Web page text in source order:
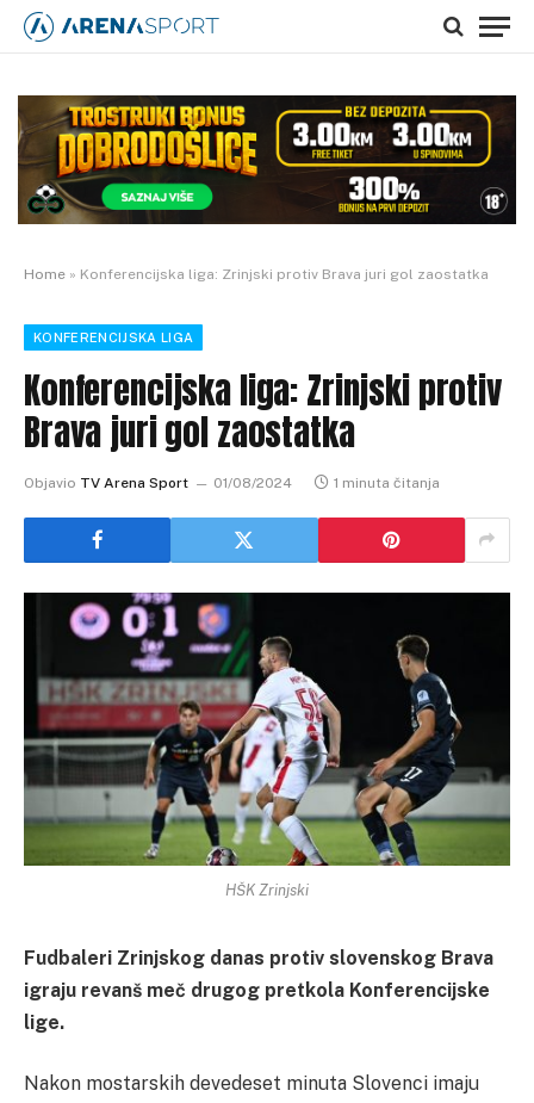
Home » Konferencijska liga: Zrinjski protiv Brava juri gol zaostatka
KONFERENCIJSKA LIGA
Konferencijska liga: Zrinjski protiv
Brava juri gol zaostatka
Objavio TV Arena Sport 01/08/2024 1 minuta čitanja
HŠK Zrinjski
Fudbaleri Zrinjskog danas protiv slovenskog Brava
igraju revanš meč drugog pretkola Konferencijske
lige.
Nakon mostarskih devedeset minuta Slovenci imaju